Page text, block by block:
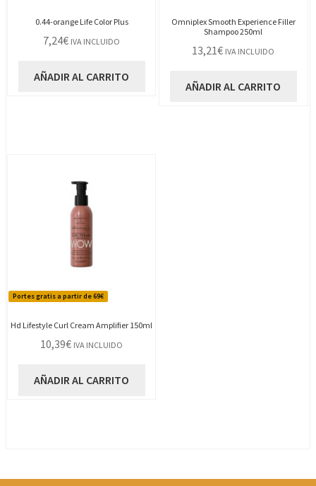
0.44-orange Life Color Plus
7,24€ IVA INCLUIDO
AÑADIR AL CARRITO
Omniplex Smooth Experience Filler
Shampoo 250ml
13,21€ IVA INCLUIDO
AÑADIR AL CARRITO
Portes gratis a partir de 69€
Hd Lifestyle Curl Cream Amplifier 150ml
10,39€ IVA INCLUIDO
AÑADIR AL CARRITO